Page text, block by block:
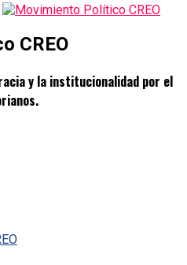
CREO
y la institucionalidad por el